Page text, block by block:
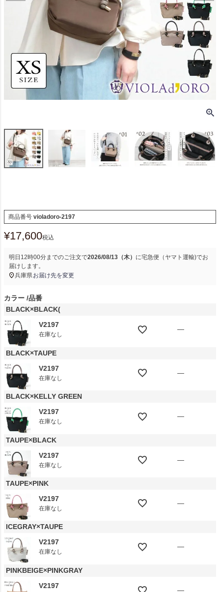
商品番号 violadoro-2197
¥17,600税込
明日 12時00分までのご注文で2026/08/13（木） に宅急便（ヤマト運輸)でお
届けします。
兵庫県お届け先を変更
カラー 品番
BLACK×BLACK(
V2197
在庫なし
—
BLACK×TAUPE
V2197
在庫なし
—
BLACK×KELLY GREEN
V2197
在庫なし
—
TAUPE×BLACK
V2197
在庫なし
—
TAUPE×PINK
V2197
在庫なし
—
ICEGRAY×TAUPE
V2197
在庫なし
—
PINKBEIGE×PINKGRAY
V2197
—